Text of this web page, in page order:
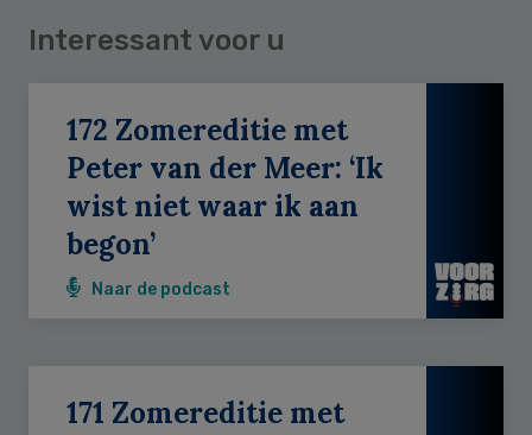
Interessant voor u
172 Zomereditie met
Peter van der Meer: ‘Ik
wist niet waar ik aan
begon’
Naar de podcast
171 Zomereditie met